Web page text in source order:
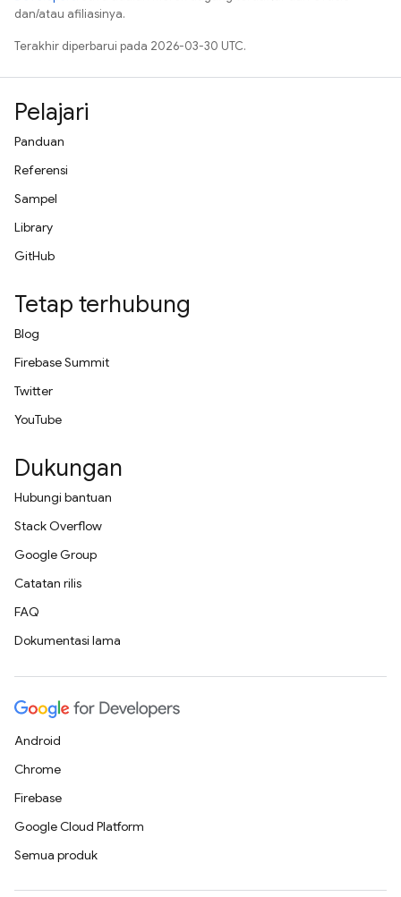
dan/atau afiliasinya.
Terakhir diperbarui pada 2026-03-30 UTC.
Pelajari
Panduan
Referensi
Sampel
Library
GitHub
Tetap terhubung
Blog
Firebase Summit
Twitter
YouTube
Dukungan
Hubungi bantuan
Stack Overflow
Google Group
Catatan rilis
FAQ
Dokumentasi lama
Android
Chrome
Firebase
Google Cloud Platform
Semua produk